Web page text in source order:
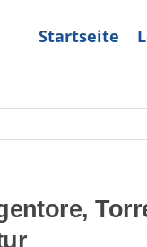
Startseite